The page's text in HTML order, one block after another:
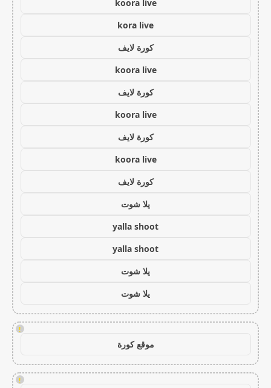
koora live
kora live
كورة لايف
koora live
كورة لايف
koora live
كورة لايف
koora live
كورة لايف
يلا شوت
yalla shoot
yalla shoot
يلا شوت
يلا شوت
!
موقع كورة
!